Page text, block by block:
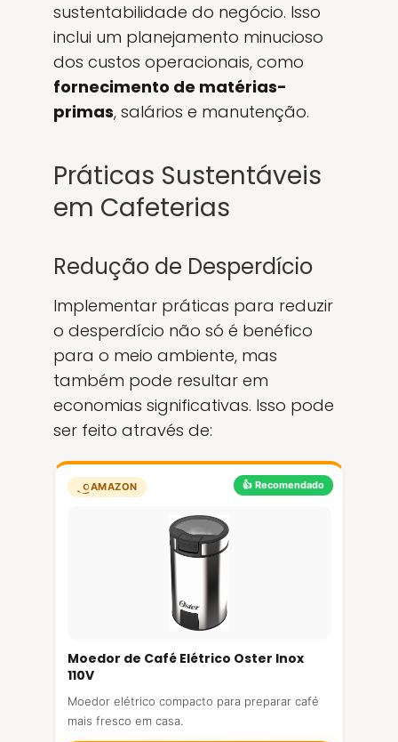
sustentabilidade do negócio. Isso
inclui um planejamento minucioso
dos custos operacionais, como
fornecimento de matérias-
primas, salários e manutenção.
Práticas Sustentáveis
em Cafeterias
Redução de Desperdício
Implementar práticas para reduzir
o desperdício não só é benéfico
para o meio ambiente, mas
também pode resultar em
economias significativas. Isso pode
ser feito através de:
👍 Recomendado
AMAZON
Moedor de Café Elétrico Oster Inox
110V
Moedor elétrico compacto para preparar café
mais fresco em casa.